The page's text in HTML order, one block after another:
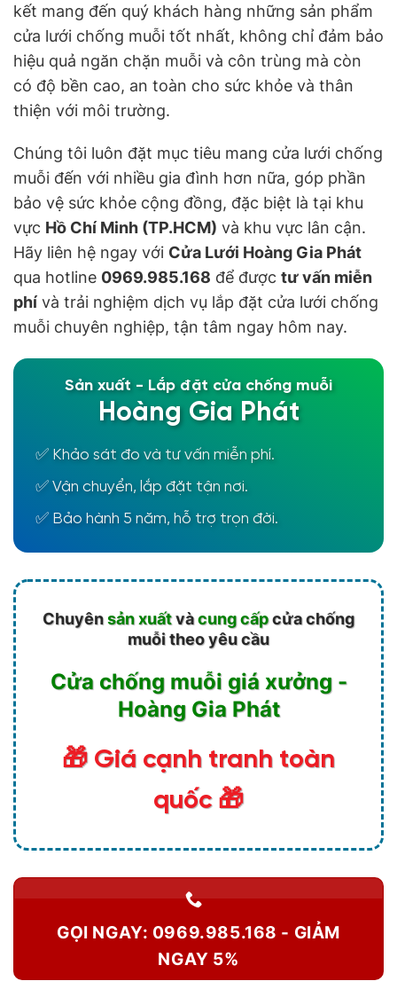
kết mang đến quý khách hàng những sản phẩm
cửa lưới chống muỗi tốt nhất, không chỉ đảm bảo
hiệu quả ngăn chặn muỗi và côn trùng mà còn
có độ bền cao, an toàn cho sức khỏe và thân
thiện với môi trường.
Chúng tôi luôn đặt mục tiêu mang cửa lưới chống
muỗi đến với nhiều gia đình hơn nữa, góp phần
bảo vệ sức khỏe cộng đồng, đặc biệt là tại khu
vực Hồ Chí Minh (TP.HCM) và khu vực lân cận.
Hãy liên hệ ngay với Cửa Lưới Hoàng Gia Phát
qua hotline 0969.985.168 để được tư vấn miễn
phí và trải nghiệm dịch vụ lắp đặt cửa lưới chống
muỗi chuyên nghiệp, tận tâm ngay hôm nay.
Sản xuất - Lắp đặt cửa chống muỗi
Hoàng Gia Phát
✅ Khảo sát đo và tư vấn miễn phí.
✅ Vận chuyển, lắp đặt tận nơi.
✅ Bảo hành 5 năm, hỗ trợ trọn đời.
Chuyênsản xuấtvàcung cấpcửa chống
muỗi theo yêu cầu
Cửa chống muỗi giá xưởng -
Hoàng Gia Phát
🎁 Giá cạnh tranh toàn
quốc 🎁
GỌI NGAY: 0969.985.168 - GIẢM
NGAY 5%